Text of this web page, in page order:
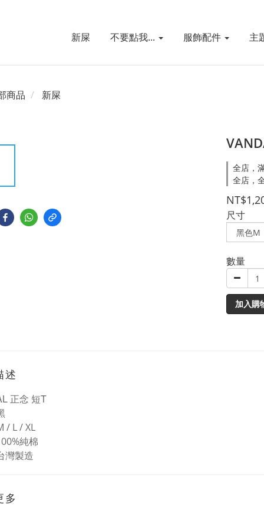
新屎 不要點我... 服飾配件 主
商品 新屎
全店，
全店，
尺寸
數量
加入購
述
正念 短T
/ L / XL
純棉
灣製造
多